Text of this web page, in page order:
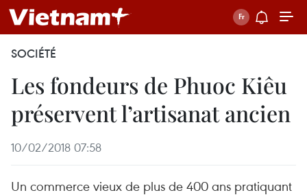
SOCIÉTÉ
Les fondeurs de Phuoc Kiêu
préservent l’artisanat ancien
10/02/2018 07:58
Un commerce vieux de plus de 400 ans pratiquant